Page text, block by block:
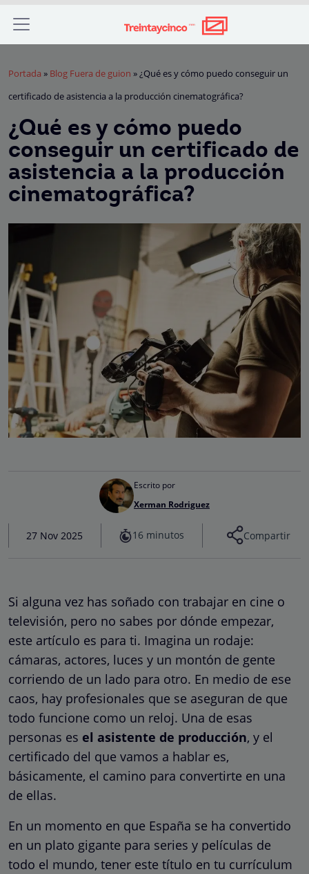
Portada » Blog Fuera de guion »¿Qué es y cómo puedo conseguir un
certificado de asistencia a la producción cinematográfica?
¿Qué es y cómo puedo
conseguir un certificado de
asistencia a la producción
cinematográfica?
Escrito por
Xerman Rodriguez
27 Nov 2025 16 minutos Compartir
Si alguna vez has soñado con trabajar en cine o
televisión, pero no sabes por dónde empezar,
este artículo es para ti. Imagina un rodaje:
cámaras, actores, luces y un montón de gente
corriendo de un lado para otro. En medio de ese
caos, hay profesionales que se aseguran de que
todo funcione como un reloj. Una de esas
personas es el asistente de producción, y el
certificado del que vamos a hablar es,
básicamente, el camino para convertirte en una
de ellas.
En un momento en que España se ha convertido
en un plato gigante para series y películas de
todo el mundo, tener este título en tu currículum